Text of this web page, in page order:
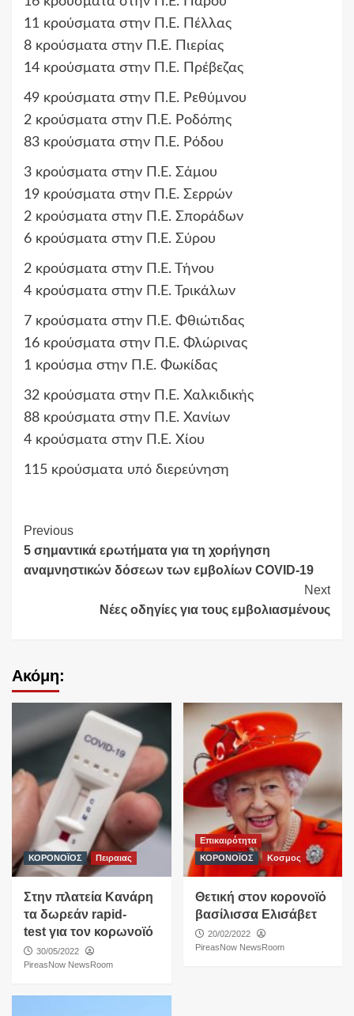
11 κρούσματα στην Π.Ε. Πέλλας
8 κρούσματα στην Π.Ε. Πιερίας
14 κρούσματα στην Π.Ε. Πρέβεζας
49 κρούσματα στην Π.Ε. Ρεθύμνου
2 κρούσματα στην Π.Ε. Ροδόπης
83 κρούσματα στην Π.Ε. Ρόδου
3 κρούσματα στην Π.Ε. Σάμου
19 κρούσματα στην Π.Ε. Σερρών
2 κρούσματα στην Π.Ε. Σποράδων
6 κρούσματα στην Π.Ε. Σύρου
2 κρούσματα στην Π.Ε. Τήνου
4 κρούσματα στην Π.Ε. Τρικάλων
7 κρούσματα στην Π.Ε. Φθιώτιδας
16 κρούσματα στην Π.Ε. Φλώρινας
1 κρούσμα στην Π.Ε. Φωκίδας
32 κρούσματα στην Π.Ε. Χαλκιδικής
88 κρούσματα στην Π.Ε. Χανίων
4 κρούσματα στην Π.Ε. Χίου
115 κρούσματα υπό διερεύνηση
Continue
Reading
Previous
5 σημαντικά ερωτήματα για τη χορήγηση
αναμνηστικών δόσεων των εμβολίων COVID-19
Next
Νέες οδηγίες για τους εμβολιασμένους
Ακόμη:
ΚΟΡΟΝΟΪΟΣ Πειραιας
Στην πλατεία Κανάρη
τα δωρεάν rapid-
test για τον κορωνοϊό
30/05/2022
PireasNow NewsRoom
Επικαιρότητα
ΚΟΡΟΝΟΪΟΣ
Κοσμος
Θετική στον κορονοϊό
βασίλισσα Ελισάβετ
20/02/2022
PireasNow NewsRoom